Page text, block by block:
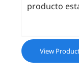
producto
View